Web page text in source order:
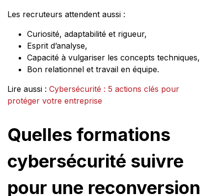
Les recruteurs attendent aussi :
Curiosité, adaptabilité et rigueur,
Esprit d’analyse,
Capacité à vulgariser les concepts techniques,
Bon relationnel et travail en équipe.
Lire aussi : Cybersécurité : 5 actions clés pour
protéger votre entreprise
Quelles formations
cybersécurité suivre
pour une reconversion